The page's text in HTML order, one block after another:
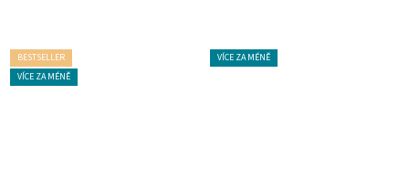
BESTSELLER
VÍCE ZA MÉNĚ
VÍCE ZA MÉNĚ